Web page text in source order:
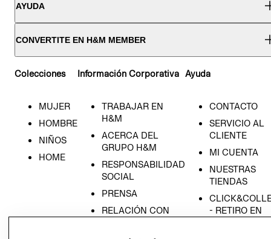
AYUDA
CONVERTITE EN H&M MEMBER
Colecciones
MUJER
HOMBRE
NIÑOS
HOME
Información Corporativa
TRABAJAR EN
H&M
ACERCA DEL
GRUPO H&M
RESPONSABILIDAD
SOCIAL
PRENSA
RELACIÓN CON
Ayuda
CONTACTO
SERVICIO AL
CLIENTE
MI CUENTA
NUESTRAS
TIENDAS
- RETIRO EN